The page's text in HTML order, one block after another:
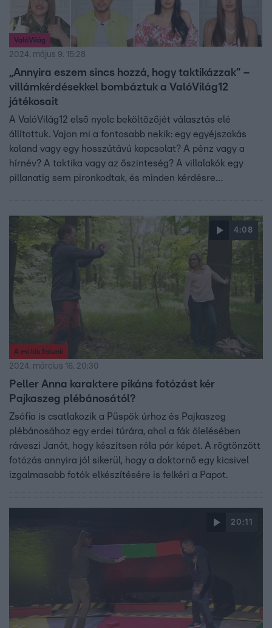
ValóVilág
2024. május 9. 15:28
„Annyira eszem sincs hozzá, hogy taktikázzak” –
villámkérdésekkel bombáztuk a ValóVilág12
játékosait
A ValóVilág12 első nyolc beköltözőjét választás elé
állítottuk. Vajon mi a fontosabb nekik: egy egyéjszakás
kaland vagy egy hosszútávú kapcsolat? A pénz vagy a
hírnév? A taktika vagy az őszinteség? A villalakók egy
pillanatig sem pironkodtak, és minden kérdésre
hogy mit? Kiderül a videóból!
4:08
A mi kis falunk
2024. március 16. 20:30
Peller Anna karaktere pikáns fotózást kér
Pajkaszeg plébánosától?
Zsófia is csatlakozik a Püspök úrhoz és Pajkaszeg
plébánosához egy erdei túrára, ahol a fák ölelésében
ráveszi Janót, hogy készítsen róla pár képet. A rögtönzött
fotózás annyira jól sikerül, hogy a doktornő egy kicsivel
izgalmasabb fotók elkészítésére is felkéri a Papot.
20:11